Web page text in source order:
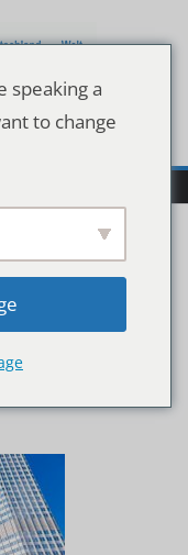
,Jul
speaking a
to change